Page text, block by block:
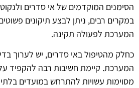
הסימנים המוקדמים של אי סדרים
במקרים רבים, ניתן לבצע תיקונים
המערכת לפעולה תקינה.
כחלק מהטיפול באי סדרים, יש לערוך
המערכת. קיימת חשיבות רבה להקפיד
מסוימות עשויות להתרחש במועדים